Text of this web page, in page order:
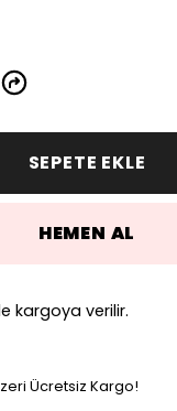
SEPETE EKLE
HEMEN AL
kargoya verilir.
Ücretsiz Kargo!